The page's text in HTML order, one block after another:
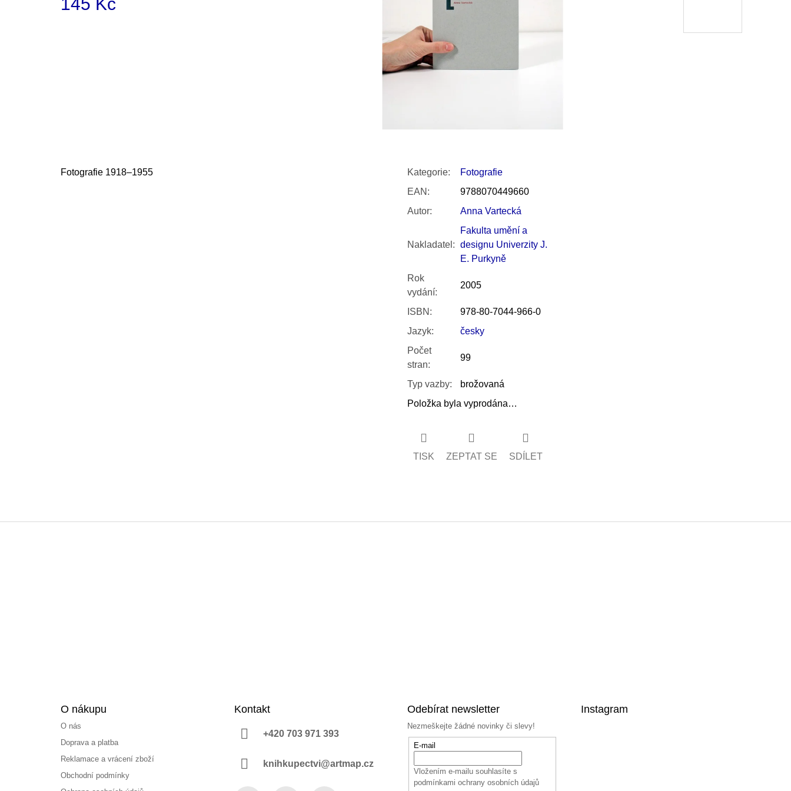
145 Kč
Fotografie 1918–1955 Kategorie:
Fotografie
EAN :
9788070449660
Autor: Anna Vartecká
Nakladatel :
Fakulta umění a
designu Univerzity J.
E. Purkyně
Rok
vydání:
2005
ISBN :
978-80-7044-966-0
Jazyk:
česky
Počet
stran:
99
Typ vazby:
brožovaná
Položka byla vyprodána…
TISK ZEPTAT SE SDÍLET
SNESITELNĚJŠÍ KLIMA
O nákupu
O nás
Doprava a platba
Reklamace a vrácení zboží
Obchodní podmínky
Kontakt
+420 703 971 393
knihkupectvi@artmap.cz
Odebírat newsletter
Nezmeškejte žádné novinky či slevy!
E-mail
Vložením e-mailu souhlasíte s
podmínkami ochrany osobních údajů
Instagram